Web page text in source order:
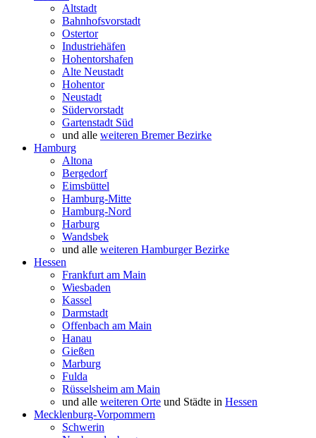
Altstadt
Bahnhofsvorstadt
Ostertor
Industriehäfen
Hohentorshafen
Alte Neustadt
Hohentor
Neustadt
Südervorstadt
Gartenstadt Süd
und alle weiteren Bremer Bezirke
Hamburg
Altona
Bergedorf
Eimsbüttel
Hamburg-Mitte
Hamburg-Nord
Harburg
Wandsbek
und alle weiteren Hamburger Bezirke
Hessen
Frankfurt am Main
Wiesbaden
Kassel
Darmstadt
Offenbach am Main
Hanau
Gießen
Marburg
Fulda
Rüsselsheim am Main
und alle weiteren Orte und Städte in Hessen
Mecklenburg-Vorpommern
Schwerin